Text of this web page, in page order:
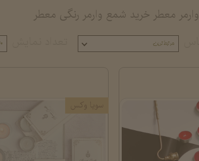
معطر خرید شمع وارمر رنگی معطر
مرتبط‌ترین